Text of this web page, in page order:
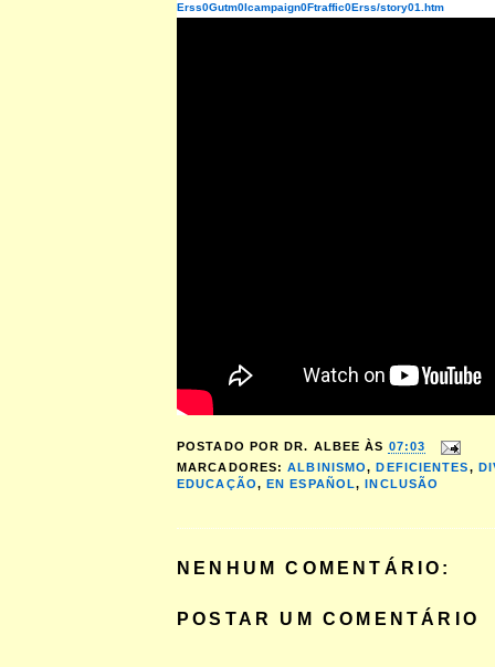
Erss0Gutm0Icampaign0Ftraffic0Erss/story01.htm
POSTADO POR DR. ALBEE ÀS 07:03
MARCADORES:ALBINISMO,DEFICIENTES,
EDUCAÇÃO,EN ESPAÑOL,INCLUSÃO
NENHUM COMENTÁRIO:
POSTAR UM COMENTÁRIO